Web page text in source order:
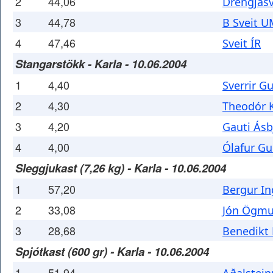
3 44,78 B Sveit
4 47,46 Sveit ÍR
Stangarstökk - Karla - 10.06.2004
1 4,40 Sverrir
2 4,30 Theodór
3 4,20 Gauti
4 4,00 Ólafur
Sleggjukast (7,26 kg) - Karla - 10.06.2004
1 57,20 Bergur
2 33,08 Jón
3 28,68 Benedikt
Spjótkast (600 gr) - Karla - 10.06.2004